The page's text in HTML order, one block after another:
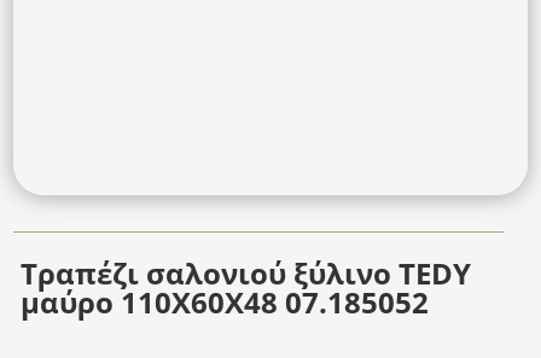
Τραπέζι σαλονιού ξύλινο TEDY
μαύρο 110Χ60Χ48 07.185052